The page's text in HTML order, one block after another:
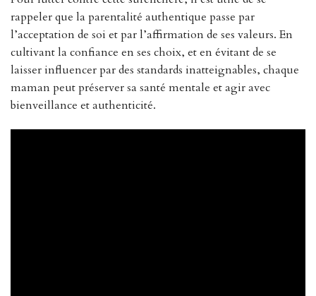
rappeler que la parentalité authentique passe par
l’acceptation de soi et par l’affirmation de ses valeurs. En
cultivant la confiance en ses choix, et en évitant de se
laisser influencer par des standards inatteignables, chaque
maman peut préserver sa santé mentale et agir avec
bienveillance et authenticité.